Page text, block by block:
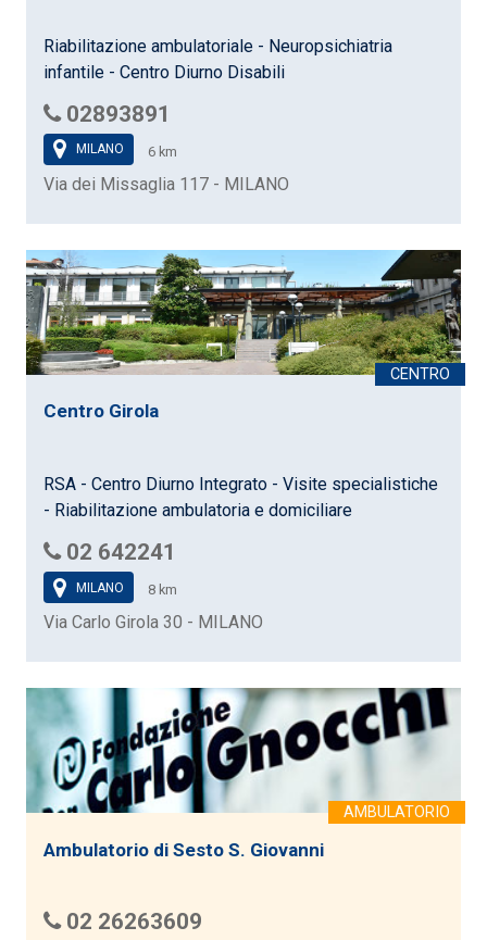
Riabilitazione ambulatoriale - Neuropsichiatria
infantile - Centro Diurno Disabili
02893891
MILANO 6 km
Via dei Missaglia 117 - MILANO
Centro Girola
RSA - Centro Diurno Integrato - Visite specialistiche
- Riabilitazione ambulatoria e domiciliare
02 642241
MILANO 8 km
Via Carlo Girola 30 - MILANO
Ambulatorio di Sesto S. Giovanni
02 26263609